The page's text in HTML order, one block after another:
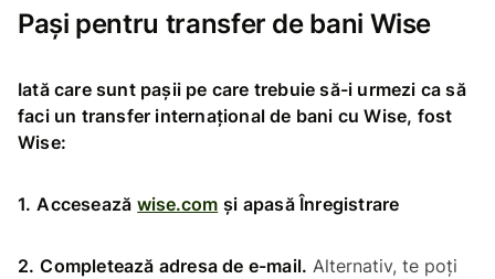
Pași pentru transfer de bani Wise
Iată care sunt pașii pe care trebuie să-i urmezi ca să
faci un transfer internațional de bani cu Wise, fost
Wise:
1. Accesează wise.com și apasă Înregistrare
2. Completează adresa de e-mail. Alternativ, te poți